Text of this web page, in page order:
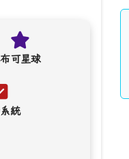
布可星球
統